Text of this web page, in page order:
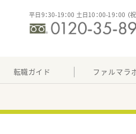
平日9：30-19：00 土日10：00-19：00 （
転職ガイド ファルマラ